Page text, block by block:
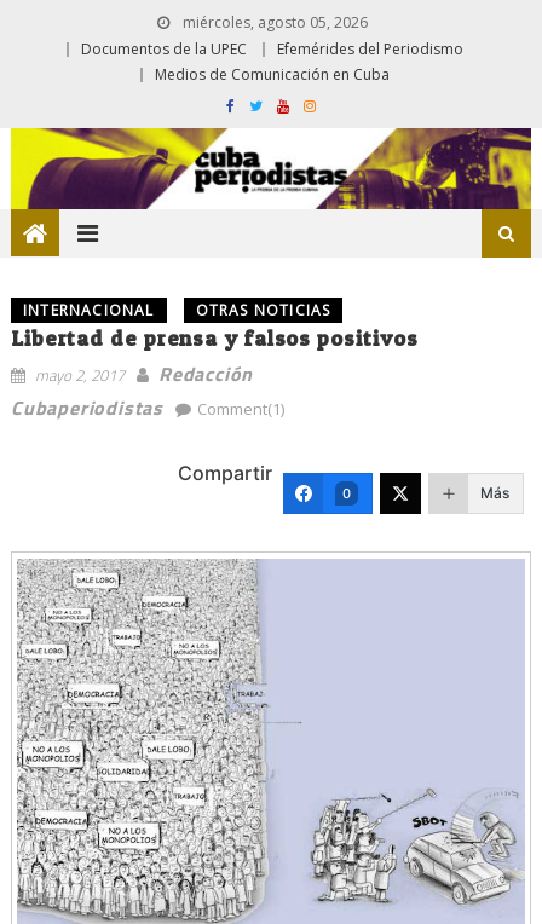
miércoles, agosto 05, 2026
Documentos de la UPEC
Efemérides del Periodismo
Medios de Comunicación en Cuba
INTERNACIONAL OTRAS NOTICIAS
Libertad de prensa y falsos positivos
mayo 2, 2017
Redacción
Cubaperiodistas
Comment(1)
Compartir
0 Más